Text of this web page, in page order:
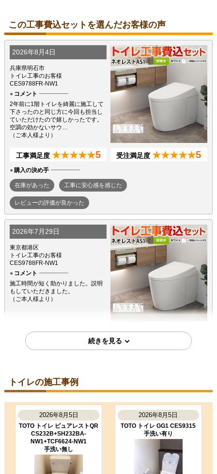
この工事費込セットを選んだお客様の声
2026年8月4日
兵庫県明石市
トイレ工事のお客様
CES9788FR-NW1
コメント
2年前に1階トイレを綺麗に施工して
下さったのと同じ方に今回も担当し
ていただけたので嬉しかったです。
空調の効かないサウ…
（ご本人様より）
工事満足度 ★★★★★5 受注満足度 ★★★★★5
購入の決め手
在庫があった 工事に安心感を感じた
レビューの評価が良かった
2026年7月29日
東京都港区
トイレ工事のお客様
CES9788FR-NW1
コメント
施工時間が短く助かりました。説明
もしていただきました。
（ご本人様より）
工事満足度 ★★★★★5 受注満足度 ★★★★☆
購入の決め手
工事に安心感を感じた
2026年5月14日
千葉県我孫子市
トイレ工事のお客様
CES9788FR-NW1
ホースの位置など、こちらの要望に
沿って対応いただけたこと
トイレの施工事例
2026年8月5日
TOTO トイレ ピュアレストQR
CS232B+SH232BA-
NW1+TCF6624-NW1
手洗い無し
2026年8月5日
TOTO トイレ GG1 CES9315
手洗い有り